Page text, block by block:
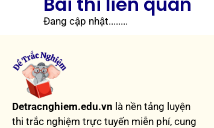
Đang cập nhật........
Detracnghiem.edu.vn là nền tảng luyện
thi trắc nghiệm trực tuyến miễn phí, cung